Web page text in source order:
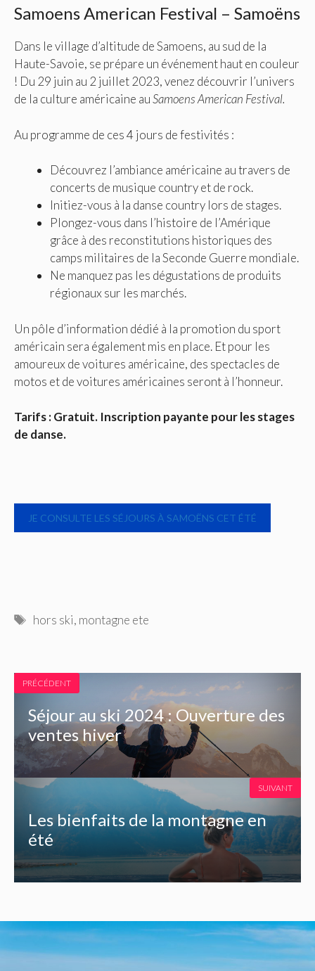
Samoens American Festival – Samoëns
Dans le village d’altitude de Samoens, au sud de la
Haute-Savoie, se prépare un événement haut en couleur
! Du 29 juin au 2 juillet 2023, venez découvrir l’univers
de la culture américaine auSamoens American Festival.
Au programme de ces 4 jours de festivités :
Découvrez l’ambiance américaine au travers de
concerts de musique country et de rock.
Initiez-vous à la danse country lors de stages.
Plongez-vous dans l’histoire de l’Amérique
grâce à des reconstitutions historiques des
camps militaires de la Seconde Guerre mondiale.
Ne manquez pas les dégustations de produits
régionaux sur les marchés.
Un pôle d’information dédié à la promotion du sport
américain sera également mis en place. Et pour les
amoureux de voitures américaine, des spectacles de
motos et de voitures américaines seront à l’honneur.
Tarifs : Gratuit. Inscription payante pour les stages
de danse.
JE CONSULTE LES SÉJOURS À SAMOËNS CET ÉTÉ
Étiquettes
hors ski, montagne ete
PRÉCÉDENT
Séjour au ski 2024 : Ouverture des
ventes hiver
Les bienfaits de la montagne en
été
SUIVANT